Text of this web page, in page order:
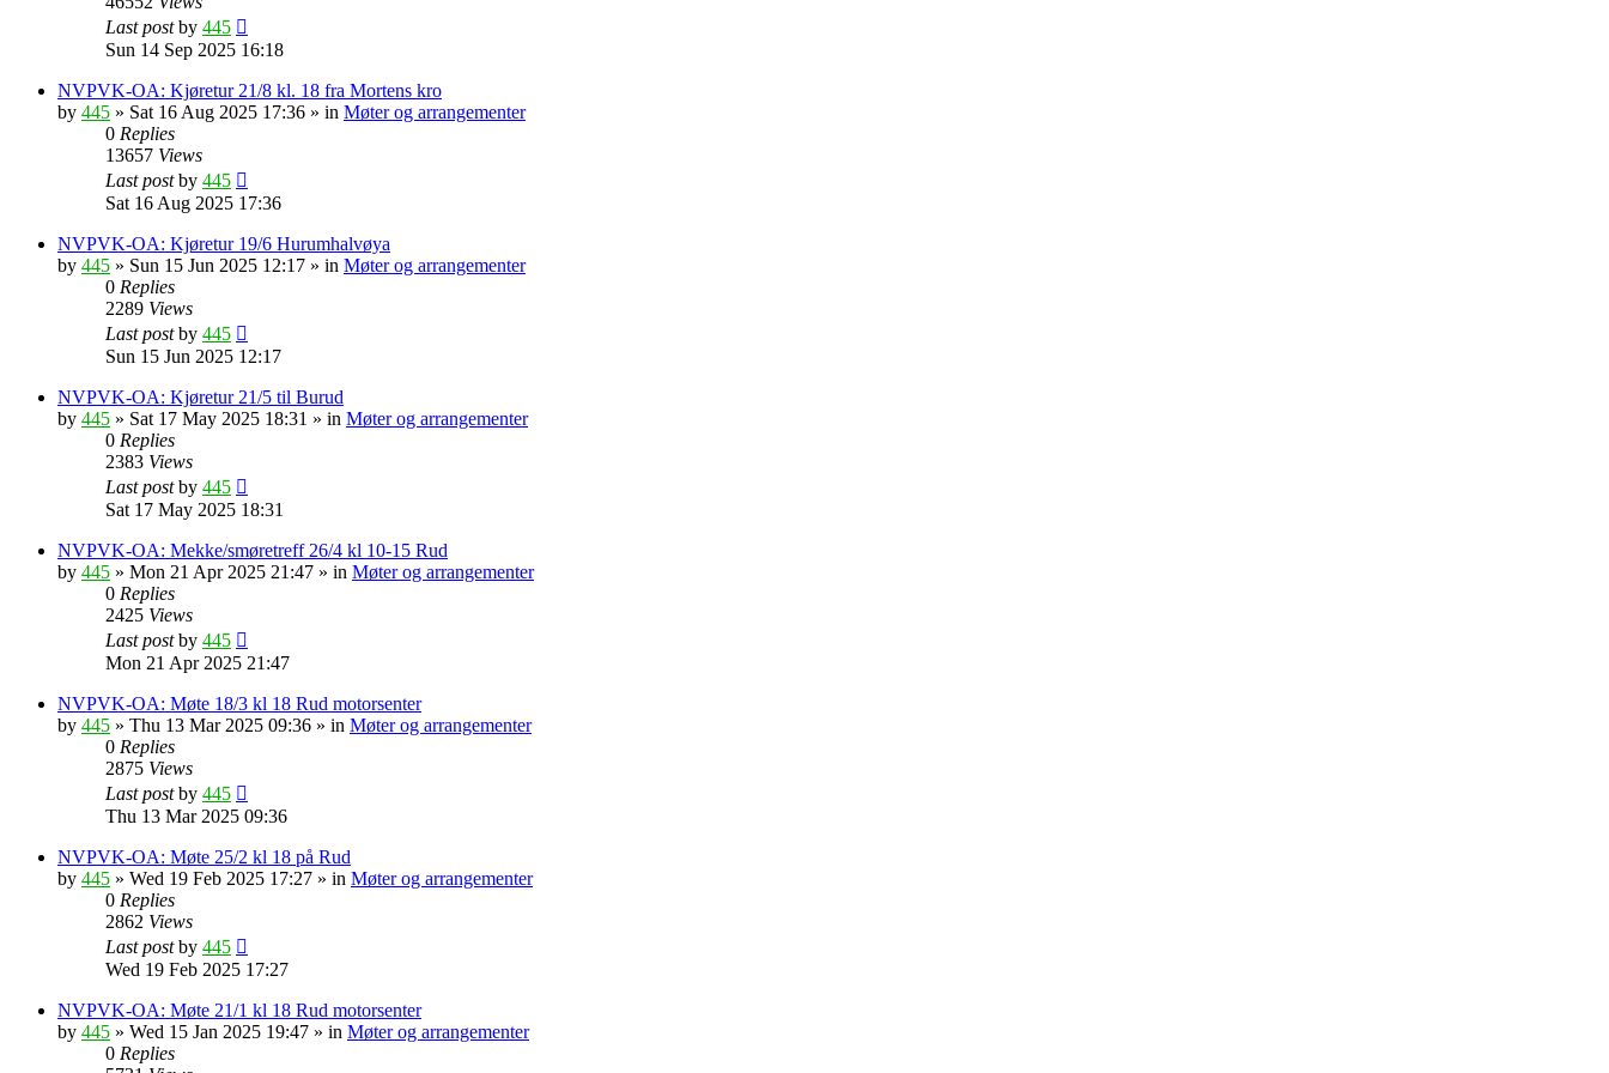
Last postby 445
Sun 14 Sep 2025 16:18
NVPVK-OA: Kjøretur 21/8 kl. 18 fra Mortens kro
by 445 » Sat 16 Aug 2025 17:36 » in Møter og arrangementer
0 Replies
13657 Views
Last postby 445
Sat 16 Aug 2025 17:36
NVPVK-OA: Kjøretur 19/6 Hurumhalvøya
by 445 » Sun 15 Jun 2025 12:17 » in Møter og arrangementer
0 Replies
2289 Views
Last postby 445
Sun 15 Jun 2025 12:17
NVPVK-OA: Kjøretur 21/5 til Burud
by 445 » Sat 17 May 2025 18:31 » in Møter og arrangementer
0 Replies
2383 Views
Last postby 445
Sat 17 May 2025 18:31
NVPVK-OA: Mekke/smøretreff 26/4 kl 10-15 Rud
by 445 » Mon 21 Apr 2025 21:47 » in Møter og arrangementer
0 Replies
2425 Views
Last postby 445
Mon 21 Apr 2025 21:47
NVPVK-OA: Møte 18/3 kl 18 Rud motorsenter
by 445 » Thu 13 Mar 2025 09:36 » in Møter og arrangementer
0 Replies
2875 Views
Last postby 445
Thu 13 Mar 2025 09:36
NVPVK-OA: Møte 25/2 kl 18 på Rud
by 445 » Wed 19 Feb 2025 17:27 » in Møter og arrangementer
0 Replies
2862 Views
Last postby 445
Wed 19 Feb 2025 17:27
NVPVK-OA: Møte 21/1 kl 18 Rud motorsenter
by 445 » Wed 15 Jan 2025 19:47 » in Møter og arrangementer
0 Replies